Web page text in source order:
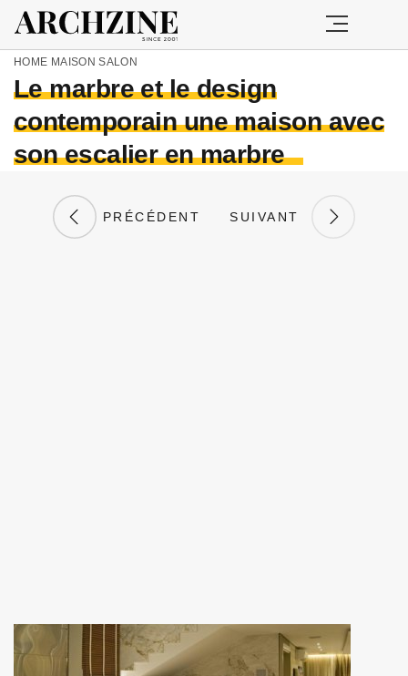
HOME MAISON SALON
Le marbre et le design
contemporain une maison avec
son escalier en marbre
PRÉCÉDENT SUIVANT